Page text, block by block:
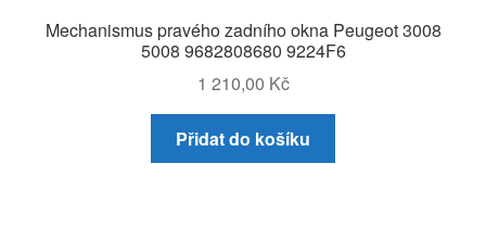
Mechanismus pravého zadního okna Peugeot 3008
5008 9682808680 9224F6
1 210,00 Kč
Přidat do košíku